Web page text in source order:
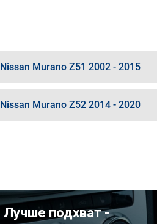
Nissan Murano Z51 2002 - 2015
Nissan Murano Z52 2014 - 2020
Лучше подхват -